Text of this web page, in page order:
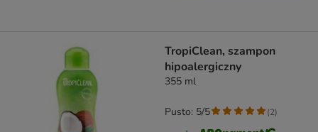
TropiClean, szampon
hipoalergiczny
355 ml
Pusto: 5/5 (2)